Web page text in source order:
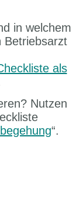
in welchem
Betriebsarzt
als
Nutzen
“.